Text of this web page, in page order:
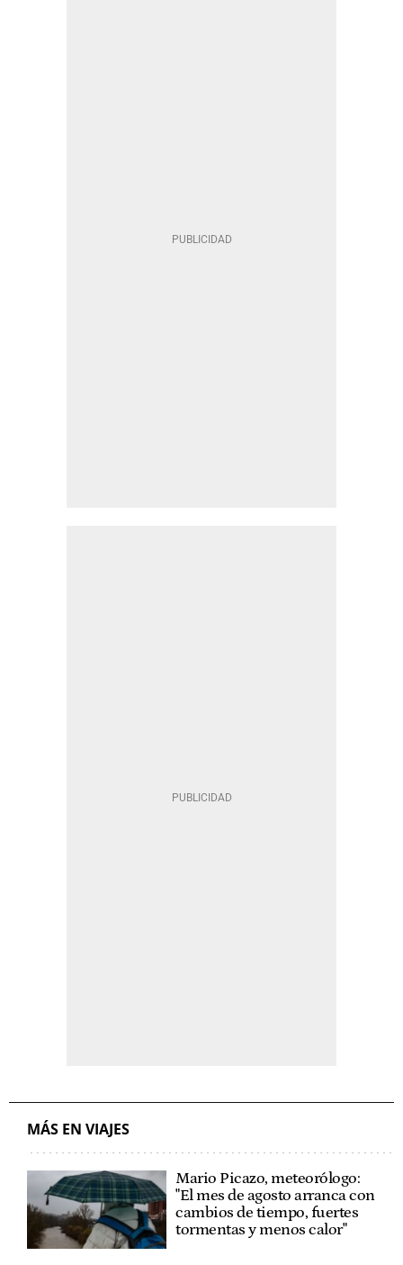
MÁS EN VIAJES
Mario Picazo, meteorólogo:
"El mes de agosto arranca con
cambios de tiempo, fuertes
tormentas y menos calor"